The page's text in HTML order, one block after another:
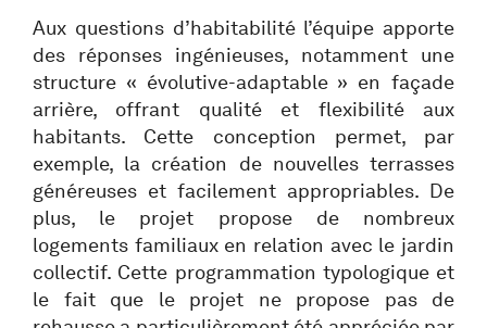
Aux questions d’habitabilité l’équipe apporte
des réponses ingénieuses, notamment une
structure « évolutive-adaptable » en façade
arrière, offrant qualité et flexibilité aux
habitants. Cette conception permet, par
exemple, la création de nouvelles terrasses
généreuses et facilement appropriables. De
plus, le projet propose de nombreux
logements familiaux en relation avec le jardin
collectif. Cette programmation typologique et
le fait que le projet ne propose pas de